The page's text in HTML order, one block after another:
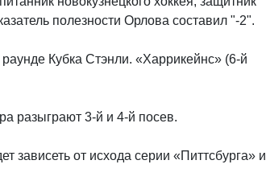
полезности Орлова составил "-2".
Кубка Стэнли. «Харрикейнс» (6-й
разыграют 3-й и 4-й посев.
зависеть от исхода серии «Питтсбурга» и